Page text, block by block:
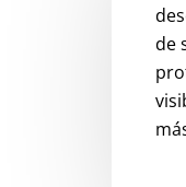
de